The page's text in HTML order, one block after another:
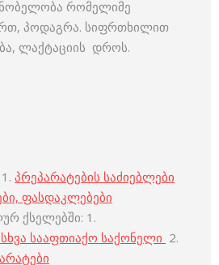
რომელიმე
პოდაგრა. სიფრთხილით
ლაქტაციის დროს.
პრეპარატების საძიებლები
ფასდაკლებები
ქსელებში: 1.
სააფთიაქო საქონელი 2.